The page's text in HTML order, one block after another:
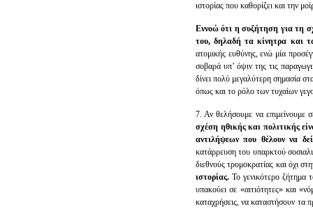
ιστορίας που καθορίζει και την
Εννοώ ότι η συζήτηση για τη
του, δηλαδή τα κίνητρα και
ατομικής ευθύνης, ενώ μία
σοβαρά υπ’ όψιν της τις
δίνει πολύ μεγαλύτερη σημασία
όπως και το ρόλο των τυχαίων
7. Αν θελήσουμε να επιμείνουμε
σχέση ηθικής και πολιτικής
αντιλήψεων που θέλουν να
κατάρρευση του υπαρκτού
διεθνούς τρομοκρατίας και όχι
ιστορίας. Το γενικότερο ζήτημα
υπακούει σε «αιτιότητες» και
καταχρήσεις, να καταστήσουν τα